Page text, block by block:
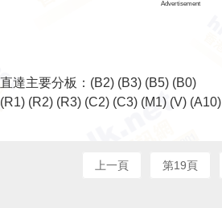
Advertisement
直達主要分板： (B2) (B3) (B5) (B0)
(R1) (R2) (R3) (C2) (C3) (M1) (V) (A10)
上一頁 第19頁